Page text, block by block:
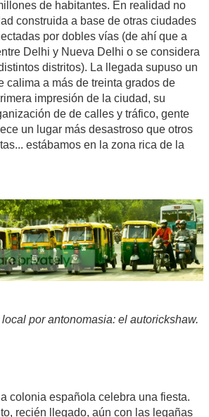
de habitantes. En realidad no
construida a base de otras ciudades
por dobles vías (de ahí que a
Delhi y Nueva Delhi o se considera
distritos). La llegada supuso un
calima a más de treinta grados de
impresión de la ciudad, su
de de calles y tráfico, gente
un lugar más desastroso que otros
estábamos en la zona rica de la
por antonomasia: el autorickshaw.
colonia española celebra una fiesta.
recién llegado, aún con las legañas